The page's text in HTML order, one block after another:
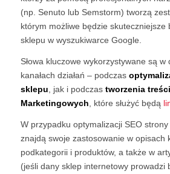
(np. Senuto lub Semstorm) tworzą
którym możliwe będzie skuteczniejsze
sklepu w wyszukiwarce Google.
Słowa kluczowe wykorzystywane są w
kanałach działań – podczas
sklepu , jak i podczas tworzenia treści
Marketingowych , które służyć będą
W przypadku optymalizacji SEO strony
znajdą swoje zastosowanie w opisach
podkategorii i produktów, a także w
(jeśli dany sklep internetowy prowadzi